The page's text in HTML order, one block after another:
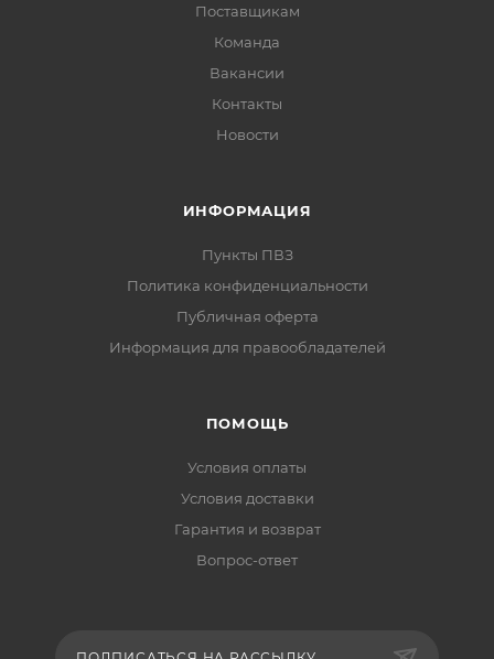
Поставщикам
Команда
Вакансии
Контакты
Новости
ИНФОРМАЦИЯ
Пункты ПВЗ
Политика конфиденциальности
Публичная оферта
Информация для правообладателей
ПОМОЩЬ
Условия оплаты
Условия доставки
Гарантия и возврат
Вопрос-ответ